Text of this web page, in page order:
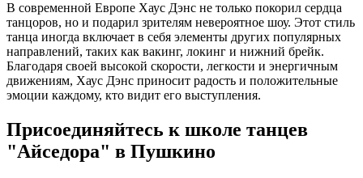
В современной Европе Хаус Дэнс не только покорил сердца
танцоров, но и подарил зрителям невероятное шоу. Этот стиль
танца иногда включает в себя элементы других популярных
направлений, таких как вакинг, локинг и нижний брейк.
Благодаря своей высокой скорости, легкости и энергичным
движениям, Хаус Дэнс приносит радость и положительные
эмоции каждому, кто видит его выступления.
Присоединяйтесь к школе танцев
"Айседора" в Пушкино